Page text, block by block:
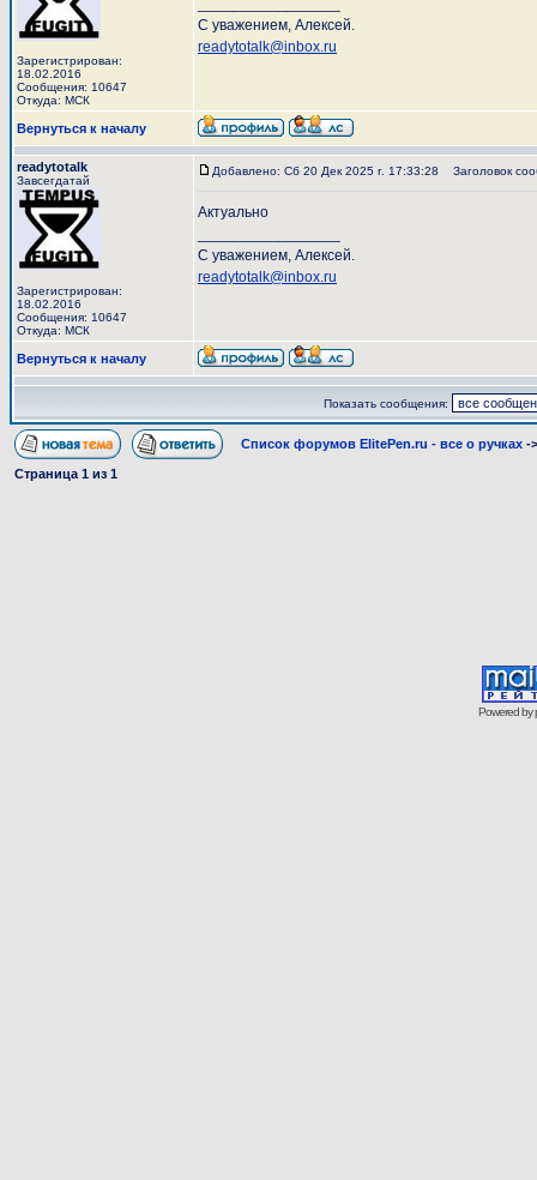
Зарегистрирован:
18.02.2016
Сообщения: 10647
Откуда: МСК
С уважением, Алексей.
readytotalk@inbox.ru
Вернуться к началу
readytotalk
Завсегдатай
Зарегистрирован:
18.02.2016
Сообщения: 10647
Откуда: МСК
Добавлено: Сб 20 Дек 2025 г. 17:33:28 Заголовок
Актуально
С уважением, Алексей.
readytotalk@inbox.ru
Вернуться к началу
Показать сообщения:
Список форумов ElitePen.ru - все о ручках -
Страница 1 из 1
Powered by